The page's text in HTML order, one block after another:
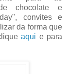
chocolate e
convites e
da forma que
aqui e para